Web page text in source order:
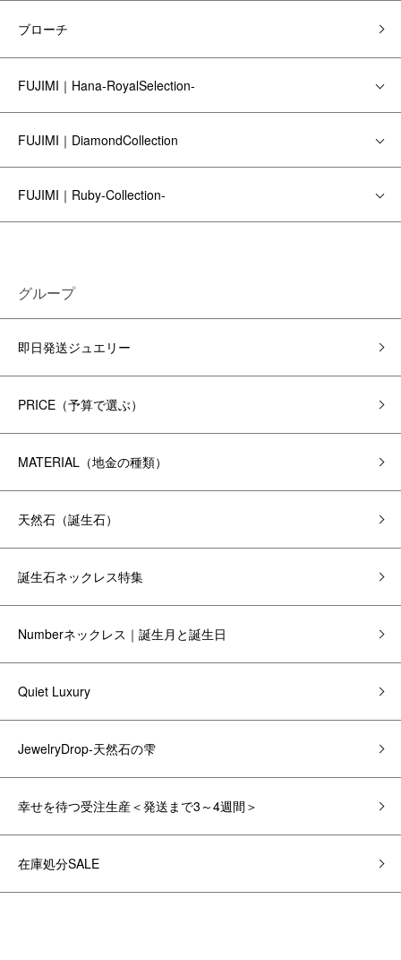
ブローチ
FUJIMI｜Hana-RoyalSelection-
FUJIMI｜DiamondCollection
FUJIMI｜Ruby-Collection-
グループ
即日発送ジュエリー
PRICE（予算で選ぶ）
MATERIAL（地金の種類）
天然石（誕生石）
誕生石ネックレス特集
Numberネックレス｜誕生月と誕生日
Quiet Luxury
JewelryDrop-天然石の雫
幸せを待つ受注生産＜発送まで3～4週間＞
在庫処分SALE